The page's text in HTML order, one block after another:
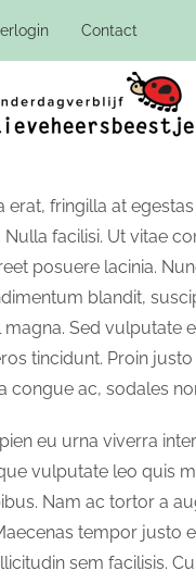
Contact
erat, fringilla at
facilisi. Ut vitae
posuere lacinia.
blandit,
magna. Sed vulputate
tincidunt. Proin justo
congue ac, sodales
eu urna viverra
vulputate leo quis
Nam ac tortor a
tempor justo
sem facilisis.